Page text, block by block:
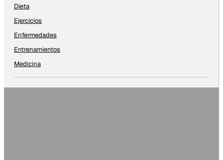
Dieta
Ejercicios
Enfermedades
Entrenamientos
Medicina